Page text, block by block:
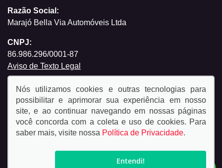
Razão Social:
Marajó Bella Via Automóveis Ltda
CNPJ:
86.986.296/0001-87
Aviso de Texto Legal
© Copyright 2026
privacidade.
Nós utilizamos cookies e outras tecnologias para
possibilitar e aprimorar sua experiência em nosso
site, e ao continuar navegando em nossas páginas
você concorda com a coleta e uso de cookies. Para
saber mais, visite nossa Política de Privacidade.
Entendi!